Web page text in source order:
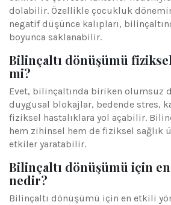
dolabilir. Özellikle çocukluk
negatif düşünce kalıpları,
boyunca saklanabilir.
Bilinçaltı dönüşümü
mi?
Evet, bilinçaltında biriken olumsuz
duygusal blokajlar, bedende stres,
fiziksel hastalıklara yol açabilir.
hem zihinsel hem de fiziksel sağlık
etkiler yaratabilir.
Bilinçaltı dönüşümü için
nedir?
Bilinçaltı dönüşümü için en etkili